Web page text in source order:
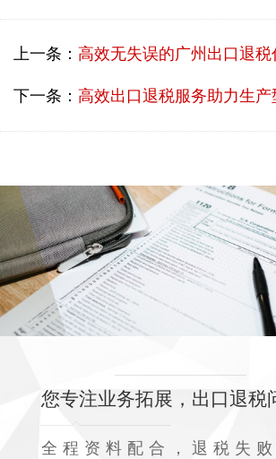
上一条： 高效无失误的广州出口退税代办服务助力
下一条： 高效出口退税服务助力生产型企
您专注业务拓展，出口退税
全程资料配合，退税失